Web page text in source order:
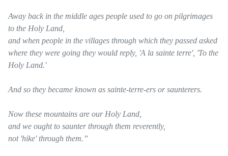
Away back in the middle ages people used to go on pilgrimages
to the Holy Land,
and when people in the villages through which they passed asked
where they were going they would reply, 'A la sainte terre', 'To the
Holy Land.'
And so they became known as sainte-terre-ers or saunterers.
Now these mountains are our Holy Land,
and we ought to saunter through them reverently,
not 'hike' through them.”